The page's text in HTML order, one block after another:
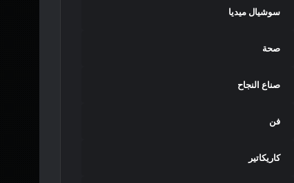
سوشيال ميديا
صحة
صناع النجاح
فن
كاريكاتير